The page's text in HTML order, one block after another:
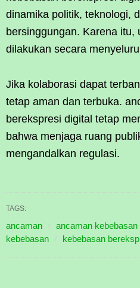
dinamika politik, teknologi,
bersinggungan. Karena itu,
dilakukan secara
Jika kolaborasi dapat
tetap aman dan terbuka.
berekspresi digital tetap
bahwa menjaga ruang
mengandalkan regulasi.
TAGS:
ancaman ancaman kebebasan
kebebasan
kebebasan